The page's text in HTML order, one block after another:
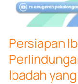
Persiapan
Ibadah